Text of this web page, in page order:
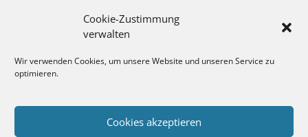
Cookie-Zustimmung
verwalten
Wir verwenden Cookies, um unsere Website und unseren Service zu
optimieren.
Cookies akzeptieren
Newsletter
Ingo Behr